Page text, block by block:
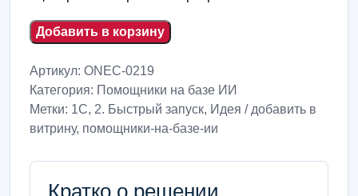
Добавить в корзину
Артикул: ONEC-0219
Категория: Помощники на базе ИИ
Метки: 1С, 2. Быстрый запуск, Идея / добавить в
витрину, помощники-на-базе-ии
Кратко о решении